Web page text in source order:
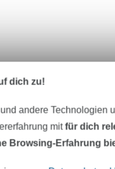
Stoff versandfertig
dich zu!
andere Technologien
mitfür dich
Browsing-Erfahrung